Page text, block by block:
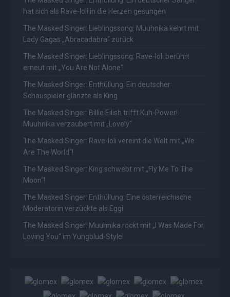
hat sich als Rave-Ioli in die Herzen gesungen
The Masked Singer: Lieblingssong: Muuhnika kehrt mit
Lady Gagas „Abracadabra“ zurück
The Masked Singer: Lieblingssong: Rave-Ioli berührt
erneut mit „You Are Not Alone“
The Masked Singer: Enthüllung: Ein deutscher
Schauspieler glänzte als King
The Masked Singer: Billie Eilish trifft Kuh-Power!
Muuhnika verzaubert mit „Lovely“
The Masked Singer: Rave-Ioli vereint die Welt mit „We
Are The World“!
The Masked Singer: King schwebt mit „Fly Me To The
Moon“!
The Masked Singer: Enthüllung: Eine österreichische
Moderatorin verzückte als Eggi
The Masked Singer: Muuhnika rockt mit „I Was Made For
Loving You“ im Yungblud-Style!